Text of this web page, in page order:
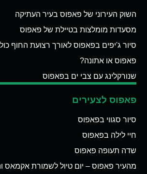
השוק העירוני של פאפוס בעיר העתיקה
מסעדות מומלצות בטיילת של פאפוס
סיור ג'יפים בפאפוס לאורך רצועת החוף
פאפוס או אתונה?
שנורקלינג עם צבי ים בפאפוס
פאפוס לצעירים
סיור סגווי בפאפוס
חיי לילה בפאפוס
שדה תעופה פאפוס
מהעיר פאפוס – יום טיול לשמורת אקמאס